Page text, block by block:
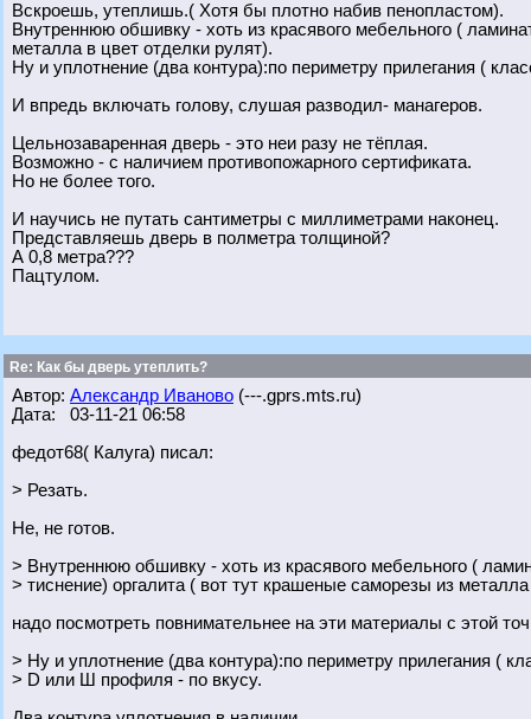
Вскроешь, утеплишь.( Хотя бы плотно набив пенопластом).
Внутреннюю обшивку - хоть из красявого мебельного (
металла в цвет отделки рулят).
Ну и уплотнение (два контура):по периметру прилегания (
И впредь включать голову, слушая разводил- манагеров.
Цельнозаваренная дверь - это неи разу не тёплая.
Возможно - с наличием противопожарного сертификата.
Но не более того.
И научись не путать сантиметры с миллиметрами наконец.
Представляешь дверь в полметра толщиной?
А 0,8 метра???
Пацтулом.
Re: Как бы дверь утеплить?
Автор: Александр Иваново (---.gprs.mts.ru)
Дата: 03-11-21 06:58
федот68( Калуга) писал:
> Резать.
Не, не готов.
> Внутреннюю обшивку - хоть из красявого мебельного (
> тиснение) оргалита ( вот тут крашеные саморезы из
надо посмотреть повнимательнее на эти материалы с этой
> Ну и уплотнение (два контура):по периметру прилегания (
> D или Ш профиля - по вкусу.